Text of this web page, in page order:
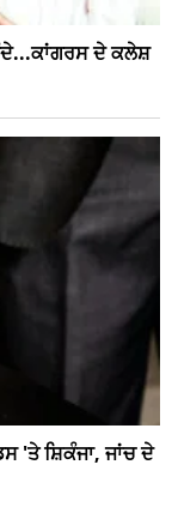
ਦੇ ਕਲੇਸ਼
'ਤੇ ਸ਼ਿਕੰਜਾ, ਜਾਂਚ ਦੇ